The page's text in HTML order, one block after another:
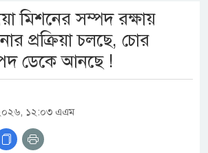
মিশনের সম্পদ রক্ষায়
প্রক্রিয়া চলছে, চোর
ডেকে আনছে !
১২:০৩ এএম